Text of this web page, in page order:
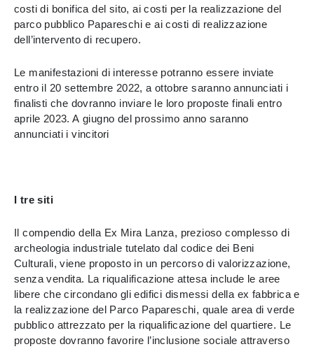
costi di bonifica del sito, ai costi per la realizzazione del
parco pubblico Papareschi e ai costi di realizzazione
dell’intervento di recupero.
Le manifestazioni di interesse potranno essere inviate
entro il 20 settembre 2022, a ottobre saranno annunciati i
finalisti che dovranno inviare le loro proposte finali entro
aprile 2023. A giugno del prossimo anno saranno
annunciati i vincitori
I tre siti
Il compendio della Ex Mira Lanza, prezioso complesso di
archeologia industriale tutelato dal codice dei Beni
Culturali, viene proposto in un percorso di valorizzazione,
senza vendita. La riqualificazione attesa include le aree
libere che circondano gli edifici dismessi della ex fabbrica e
la realizzazione del Parco Papareschi, quale area di verde
pubblico attrezzato per la riqualificazione del quartiere. Le
proposte dovranno favorire l’inclusione sociale attraverso